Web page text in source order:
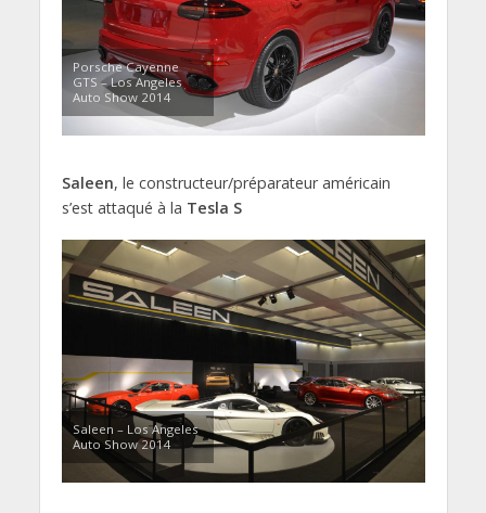
Porsche Cayenne
GTS – Los Angeles
Auto Show 2014
Saleen, le constructeur/préparateur américain
s’est attaqué à la Tesla S
Saleen – Los Angeles
Auto Show 2014